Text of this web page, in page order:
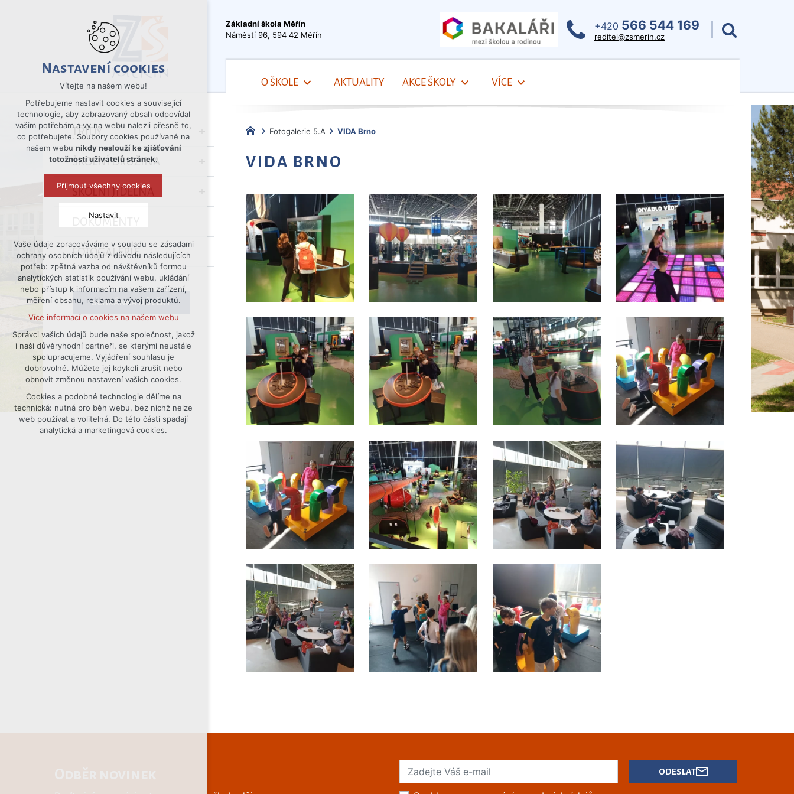
Základní škola Měřín
Náměstí 96, 594 42 Měřín
+420 566 544 169
reditel@zsmerin.cz
O ŠKOLE AKTUALITY AKCE ŠKOLY VÍCE
TŘÍDY
ŠKOLNÍ DRUŽINA
ŠKOLNÍ JÍDELNA
DOKUMENTY
FOTOGALERIE
SCHRÁNKA DŮVĚRY
Fotogalerie 5.A VIDA Brno
VIDA BRNO
ODESLAT
Nastavení cookies
Vítejte na našem webu!
Potřebujeme nastavit cookies a související
technologie, aby zobrazovaný obsah odpovídal
vašim potřebám a vy na webu nalezli přesně to,
co potřebujete. Soubory cookies používané na
našem webu nikdy neslouží ke zjišťování
totožnosti uživatelů stránek.
Přijmout všechny cookies
Nastavit
Technická cookies
nutná pro provozování webu
udržení kontextu stránek (session):
případná přihlášení, volby jazyka, apod.
Volitelná cookies
analytická pro anonymizované
vyhodnocení návštěvnosti
marketingová cookies (Google)
Více informací o cookies na našem webu
Přijmout všechny cookies
Odmítnout vše
Vaše údaje zpracováváme v souladu se zásadami
ochrany osobních údajů z důvodu následujících
potřeb: zpětná vazba od návštěvníků formou
analytických statistik používání webu, ukládání
nebo přístup k informacím na vašem zařízení,
měření obsahu, reklama a vývoj produktů.
Více informací o cookies na našem webu
Správci vašich údajů bude naše společnost, jakož
i naši důvěryhodní partneři, se kterými neustále
spolupracujeme. Vyjádření souhlasu je
dobrovolné. Můžete jej kdykoli zrušit nebo
obnovit změnou nastavení vašich cookies.
Cookies a podobné technologie dělíme na
technická: nutná pro běh webu, bez nichž nelze
web používat a volitelná. Do této části spadají
analytická a marketingová cookies.